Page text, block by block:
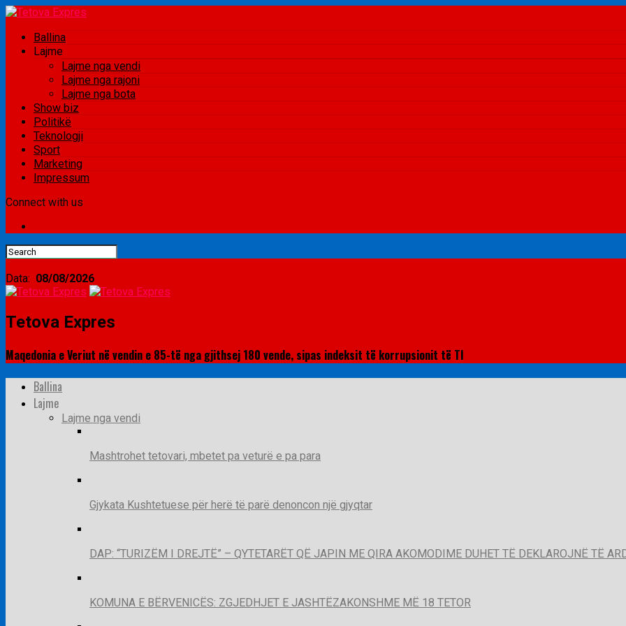
Ballina
Lajme
Lajme nga vendi
Lajme nga rajoni
Lajme nga bota
Show biz
Politikë
Teknologji
Sport
Marketing
Impressum
Connect with us
Data: 08/08/2026
Tetova Expres
Maqedonia e Veriut në vendin e 85-të nga gjithsej 180 vende, sipas indeksit të korrupsionit të TI
Ballina
Lajme
Lajme nga vendi
Mashtrohet tetovari, mbetet pa veturë e pa para
Gjykata Kushtetuese për herë të parë denoncon një gjyqtar
DAP: “TURIZËM I DREJTË” – QYTETARËT QË JAPIN ME QIRA AKOMODIME DUHET TË DEKLAROJNË TË
KOMUNA E BËRVENICËS: ZGJEDHJET E JASHTËZAKONSHME MË 18 TETOR